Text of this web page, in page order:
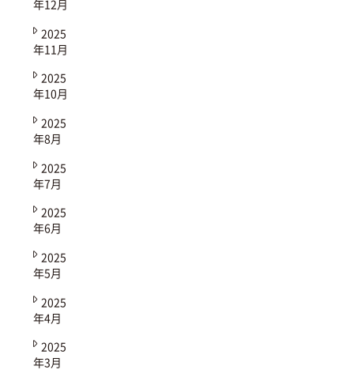
年12月
2025
年11月
2025
年10月
2025
年8月
2025
年7月
2025
年6月
2025
年5月
2025
年4月
2025
年3月